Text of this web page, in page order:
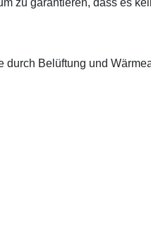
zu garantieren, dass es
Belüftung und